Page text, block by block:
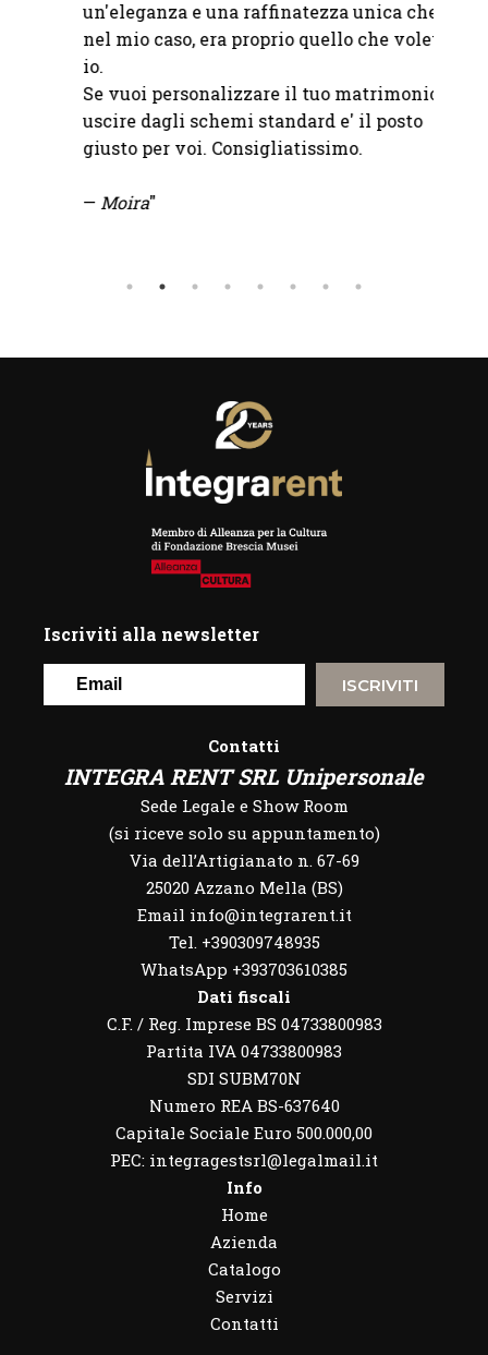
un'eleganza e una raffinatezza unica che,
nel mio caso, era proprio quello che volevo
Se vuoi personalizzare il tuo matrimonio e
uscire dagli schemi standard e' il posto
giusto per voi. Consigliatissimo.
Moira"
Iscriviti alla newsletter
ISCRIVITI
Contatti
INTEGRA RENT SRL Unipersonale
Sede Legale e Show Room
(si riceve solo su appuntamento)
Via dell’Artigianato n. 67-69
25020 Azzano Mella (BS)
Email info@integrarent.it
Tel. +390309748935
WhatsApp +393703610385
Dati fiscali
C.F. / Reg. Imprese BS 04733800983
Partita IVA 04733800983
SDI SUBM70N
Numero REA BS-637640
Capitale Sociale Euro 500.000,00
PEC: integragestsrl@legalmail.it
Info
Home
Azienda
Catalogo
Servizi
Contatti